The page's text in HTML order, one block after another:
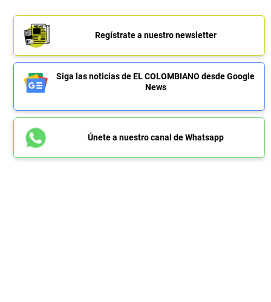
Regístrate a nuestro newsletter
Siga las noticias de EL COLOMBIANO desde Google
News
Únete a nuestro canal de Whatsapp